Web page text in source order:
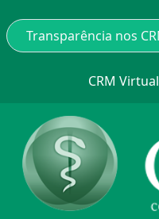
CRM Virtual